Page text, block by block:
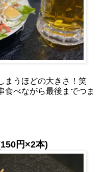
まうほどの大きさ！笑
食べながら最後までつま
円×2本)